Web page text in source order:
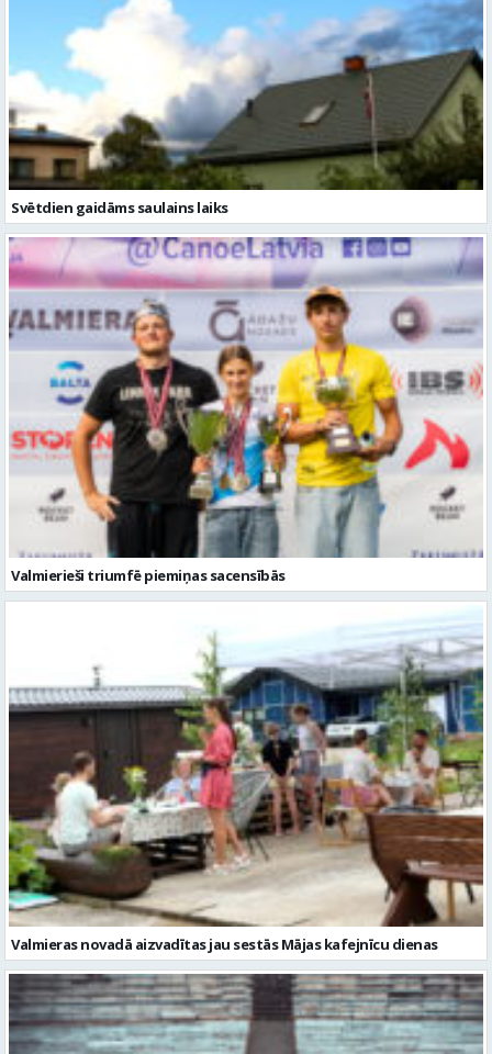
Svētdien gaidāms saulains laiks
Valmierieši triumfē piemiņas sacensībās
Valmieras novadā aizvadītas jau sestās Mājas kafejnīcu dienas